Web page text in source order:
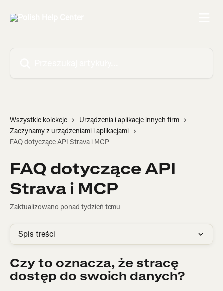
Wszystkie kolekcje
Urządzenia i aplikacje innych firm
Zaczynamy z urządzeniami i aplikacjami
FAQ dotyczące API Strava i MCP
FAQ dotyczące API
Strava i MCP
Zaktualizowano ponad tydzień temu
Spis treści
Czy to oznacza, że stracę
dostęp do swoich danych?